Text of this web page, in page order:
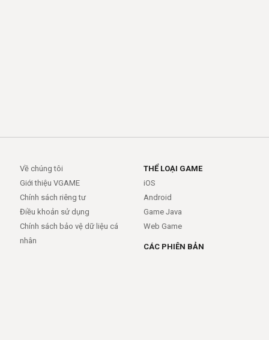
Về chúng tôi
Giới thiệu VGAME
Chính sách riêng tư
Điều khoản sử dụng
Chính sách bảo vệ dữ liệu cá
nhân
THỂ LOẠI GAME
iOS
Android
Game Java
Web Game
CÁC PHIÊN BẢN